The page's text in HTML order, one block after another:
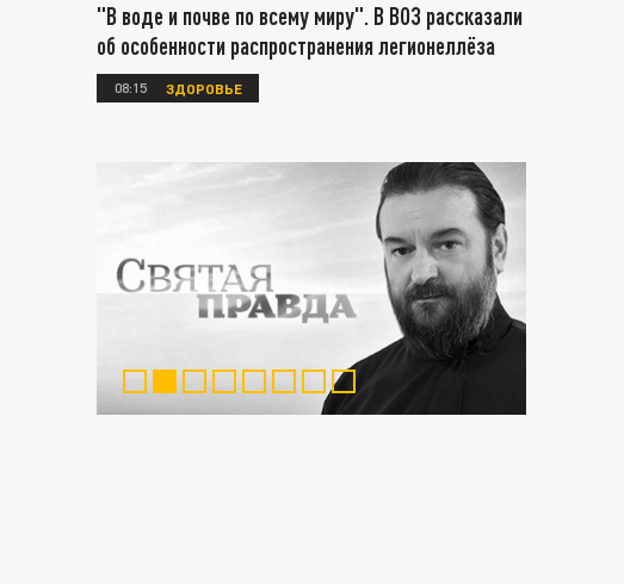
"В воде и почве по всему миру". В ВОЗ рассказали
об особенности распространения легионеллёза
08:15 ЗДОРОВЬЕ